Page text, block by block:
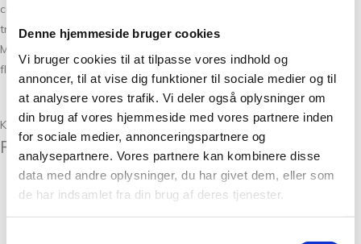
Denne hjemmeside bruger cookies
Vi bruger cookies til at tilpasse vores indhold og
annoncer, til at vise dig funktioner til sociale medier og til
at analysere vores trafik. Vi deler også oplysninger om
din brug af vores hjemmeside med vores partnere inden
for sociale medier, annonceringspartnere og
analysepartnere. Vores partnere kan kombinere disse
data med andre oplysninger, du har givet dem, eller som
de har indsamlet fra din brug af deres tjenester.
cardigans. Den egner sig specielt godt til flertrådet strik med 2-3
tråde i ens farver eller i flere farver for at skabe dit helt eget look.
Midnatssol kommer i 15 skønne farver der passer ind i CaMaRoses
flotte farveskalaer.
Læs mere
Kunder købte også
Relaterede varer